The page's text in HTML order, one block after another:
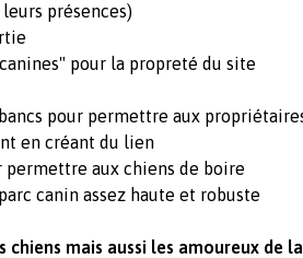
présences)
pour la propreté du site
pour permettre aux
en créant du lien
permettre aux chiens de boire
canin assez haute et robuste
chiens mais aussi les amoureux de